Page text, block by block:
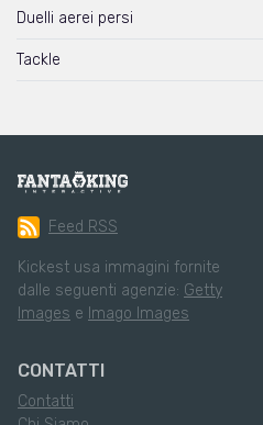
Duelli aerei persi
Tackle
Feed RSS
Kickest usa immagini fornite
dalle seguenti agenzie: Getty
Images e Imago Images
CONTATTI
Contatti